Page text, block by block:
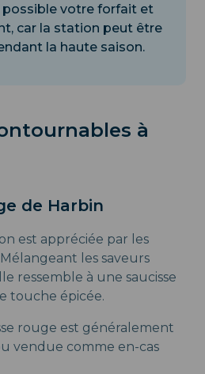
possible votre forfait et
car la station peut être
la haute saison.
à
de Harbin
est appréciée par les
les saveurs
ressemble à une saucisse
touche épicée.
rouge est généralement
vendue comme en-cas